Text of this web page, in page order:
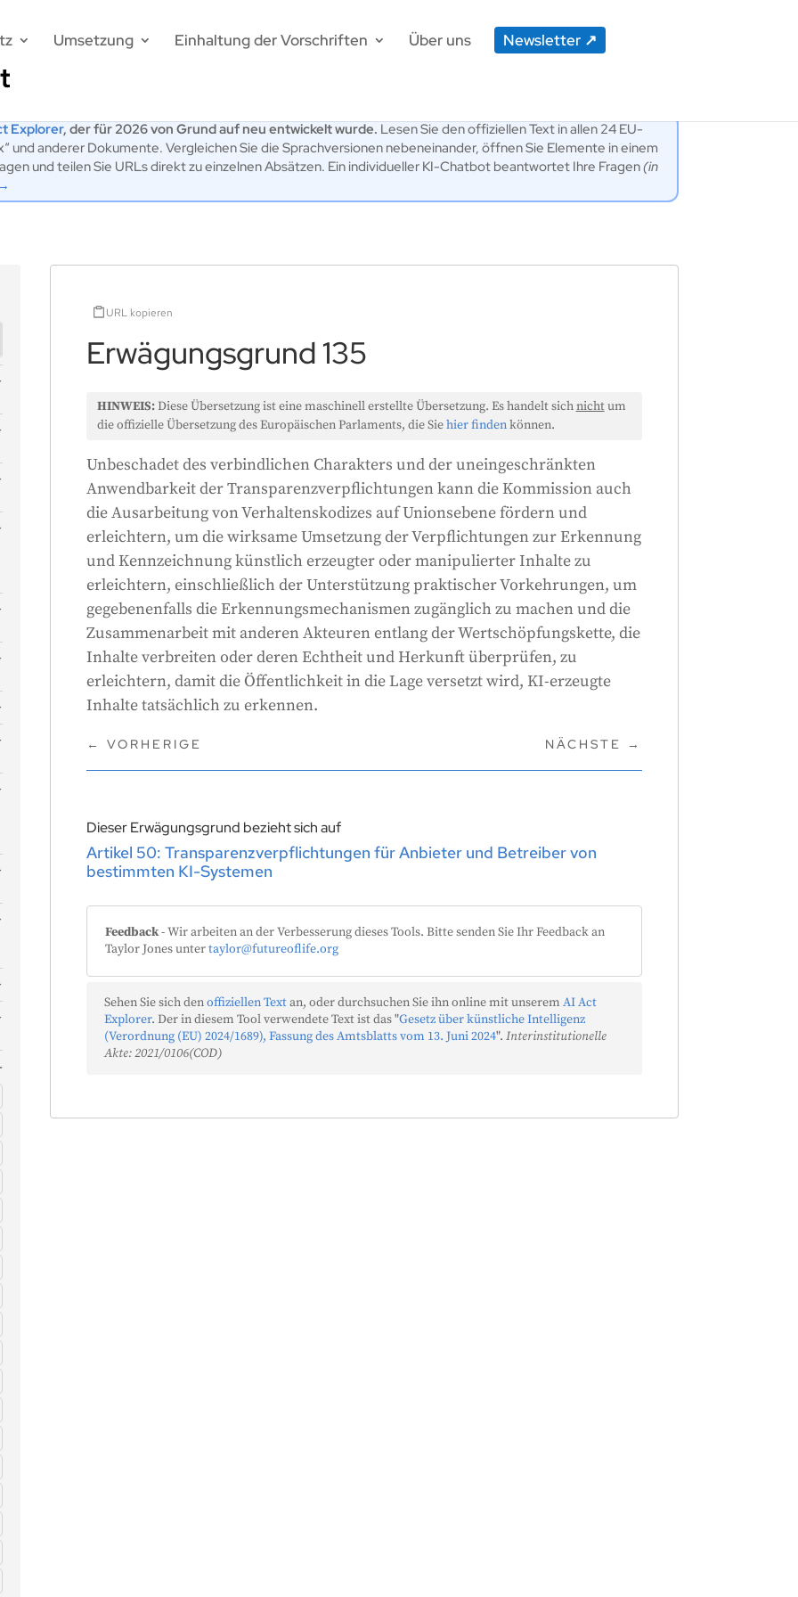
Umsetzung Einhaltung der Vorschriften Über uns Newsletter
Explorer, der für 2026 von Grund auf neu entwickelt wurde. Lesen Sie den offiziellen Text in allen 24 EU-
und anderer Dokumente. Vergleichen Sie die Sprachversionen nebeneinander, öffnen Sie Elemente in einem
und teilen Sie URLs direkt zu einzelnen Absätzen. Ein individueller KI-Chatbot beantwortet Ihre Fragen(in
URL kopieren
Erwägungsgrund 135
HINWEIS:Diese Übersetzung ist eine maschinell erstellte Übersetzung. Es handelt sichnichtum
die offizielle Übersetzung des Europäischen Parlaments, die Siehier findenkönnen.
Unbeschadet des verbindlichen Charakters und der uneingeschränkten
Anwendbarkeit der Transparenzverpflichtungen kann die Kommission auch
die Ausarbeitung von Verhaltenskodizes auf Unionsebene fördern und
erleichtern, um die wirksame Umsetzung der Verpflichtungen zur Erkennung
und Kennzeichnung künstlich erzeugter oder manipulierter Inhalte zu
erleichtern, einschließlich der Unterstützung praktischer Vorkehrungen, um
gegebenenfalls die Erkennungsmechanismen zugänglich zu machen und die
Zusammenarbeit mit anderen Akteuren entlang der Wertschöpfungskette, die
Inhalte verbreiten oder deren Echtheit und Herkunft überprüfen, zu
erleichtern, damit die Öffentlichkeit in die Lage versetzt wird, KI-erzeugte
Inhalte tatsächlich zu erkennen.
← VORHERIGE NÄCHSTE →
Dieser Erwägungsgrund bezieht sich auf
Artikel 50: Transparenzverpflichtungen für Anbieter und Betreiber von
bestimmten KI-Systemen
Feedback- Wir arbeiten an der Verbesserung dieses Tools. Bitte senden Sie Ihr Feedback an
Taylor Jones untertaylor@futureoflife.org
Sehen Sie sich denoffiziellen Textan, oder durchsuchen Sie ihn online mit unserem AI Act
Explorer. Der in diesem Tool verwendete Text ist das "Gesetz über künstliche Intelligenz
(Verordnung (EU) 2024/1689), Fassung des Amtsblatts vom 13. Juni 2024". Interinstitutionelle
Akte: 2021/0106(COD)